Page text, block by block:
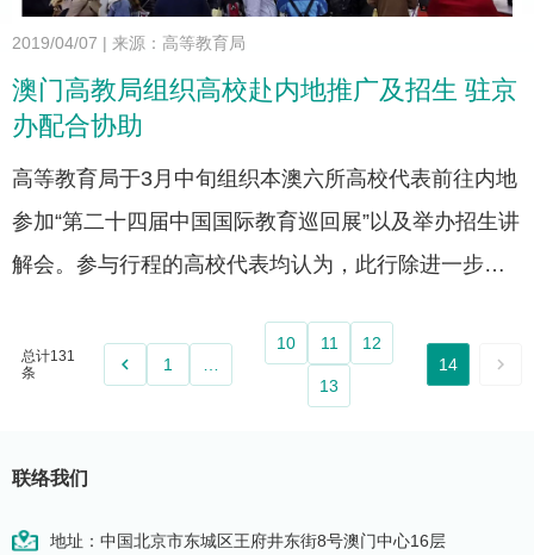
2019/04/07 | 来源：高等教育局
澳门高教局组织高校赴内地推广及招生 驻京
办配合协助
高等教育局于3月中旬组织本澳六所高校代表前往内地
参加“第二十四届中国国际教育巡回展”以及举办招生讲
解会。参与行程的高校代表均认为，此行除进一步宣
与内地招生单位的沟通和联系。
总计131
条
keyboard_arrow_left 1
10 11 12
13
14 keyboard_arrow_right
联络我们
地址：中国北京市东城区王府井东街8号澳门中心16层